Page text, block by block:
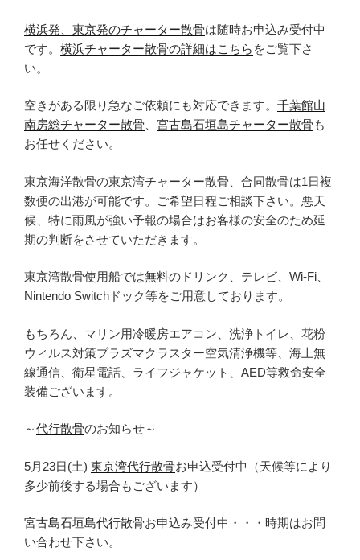
横浜発、東京発のチャーター散骨は随時お申込み受付中
です。 横浜チャーター散骨の詳細はこちら をご覧下さ
い。
空きがある限り急なご依頼にも対応できます。 千葉館山
南房総チャーター散骨
宮古島石垣島チャーター散骨も
お任せください。
東京海洋散骨の東京湾チャーター散骨、合同散骨は1日複
数便の出港が可能です。ご希望日程ご相談下さい。悪天
候、特に雨風が強い予報の場合はお客様の安全のため延
期の判断をさせていただきます。
東京湾散骨使用船では無料のドリンク、テレビ、Wi-Fi、
Nintendo Switchドック等をご用意しております。
もちろん、マリン用冷暖房エアコン、洗浄トイレ、花粉
ウィルス対策プラズマクラスター空気清浄機等、海上無
線通信、衛星電話、ライフジャケット、AED等救命安全
装備ございます。
～代行散骨のお知らせ～
5月23日(土) 東京湾代行散骨お申込受付中（天候等により
多少前後する場合もございます）
宮古島石垣島代行散骨お申込み受付中・・・時期はお問
い合わせ下さい。